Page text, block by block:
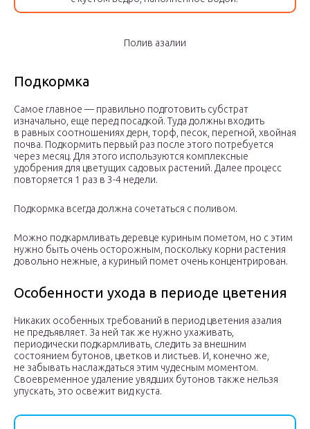
Полив азалии
Подкормка
Самое главное — правильно подготовить субстрат
изначально, еще перед посадкой. Туда должны входить
в равных соотношениях дерн, торф, песок, перегной, хвойная
почва. Подкормить первый раз после этого потребуется
через месяц. Для этого используются комплексные
удобрения для цветущих садовых растений. Далее процесс
повторяется 1 раз в 3-4 недели.
Подкормка всегда должна сочетаться с поливом.
Можно подкармливать деревце куриным пометом, но с этим
нужно быть очень осторожным, поскольку корни растения
довольно нежные, а куриный помет очень концентрирован.
Особенности ухода в периоде цветения
Никаких особенных требований в период цветения азалия
не предъявляет. За ней так же нужно ухаживать,
периодически подкармливать, следить за внешним
состоянием бутонов, цветков и листьев. И, конечно же,
не забывать наслаждаться этим чудесным моментом.
Своевременное удаление увядших бутонов также нельзя
упускать, это освежит вид куста.